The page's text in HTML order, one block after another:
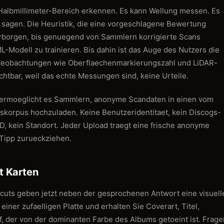
Bereich erkennen. Es kann Wellung messen. Es
Die Heuristik, die eine vorgeschlagene Bewertung
bis genuegend von Sammlern korrigierte Scans
Modell zu trainieren. Bis dahin ist das Auge des Nutzers die
wie Oberflaechenmarkierungszahl und LiDAR-
weil das echte Messungen sind, keine Urteile.
es Sammlern, anonyme Scandaten in einen vom
hochzuladen. Keine Benutzeridentitaet, kein Discogs-
kein Standort. Jeder Upload traegt eine frische anonyme
zurueckziehen.
Karten
geben jetzt neben der gesprochenen Antwort eine
zufaelligen Platte und erhalten Sie Coverart, Titel,
der von der dominanten Farbe des Albums getoeint ist.